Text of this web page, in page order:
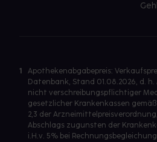
1
Apothekenabgabepreis:
Datenbank, Stand 01.08.2026, d.
nicht verschreibungspflichtiger
gesetzlicher Krankenkassen gemäß
2,3 der
Abschlags zugunsten der
i.H.v. 5% bei